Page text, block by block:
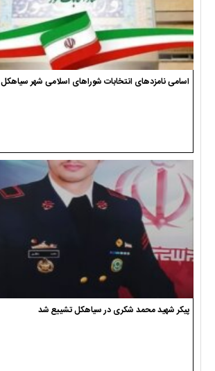
اسامی نامزدهای انتخابات شوراهای اسلامی شهر سیاهکل
پیکر شهید محمد شکری در سیاهکل تشییع شد